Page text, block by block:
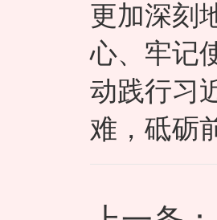
更加深刻
心、牢记
动践行习
难，砥砺